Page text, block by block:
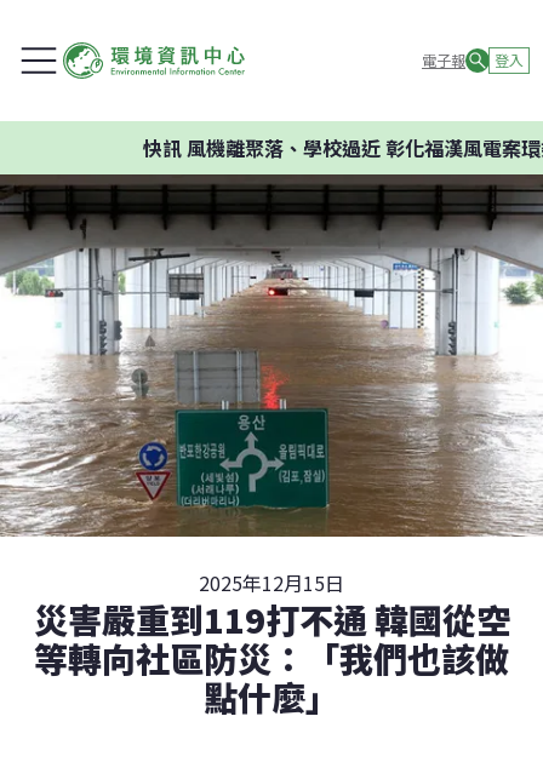
電子報 登入
風機離聚落、學校過近 彰化福漢風電案環委建議
2025年12月15日
災害嚴重到119打不通 韓國從空
等轉向社區防災：「我們也該做
點什麼」